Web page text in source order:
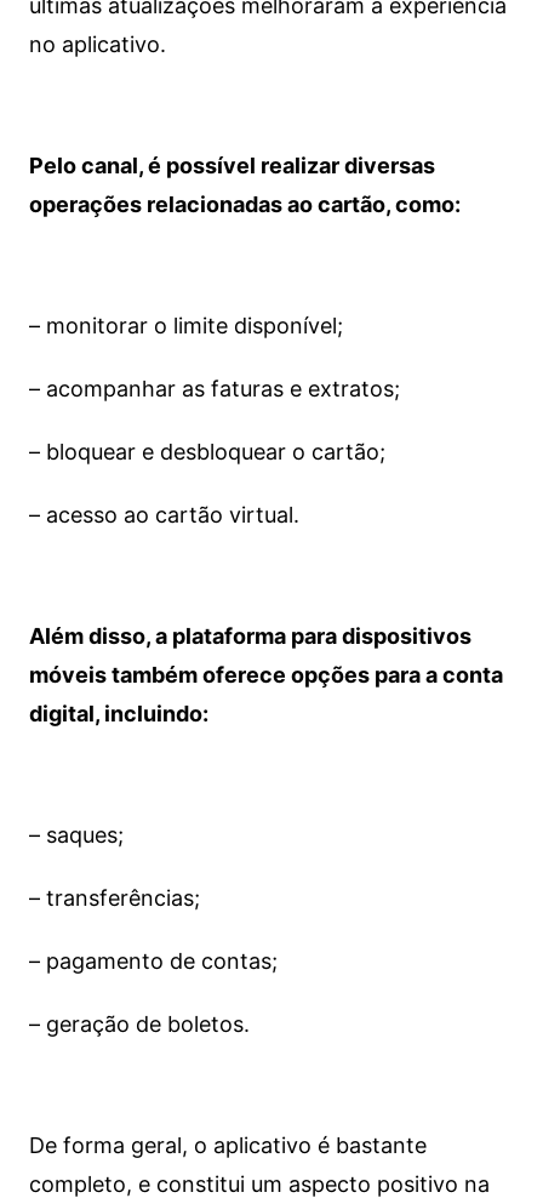
últimas atualizações melhoraram a experiência
no aplicativo.
Pelo canal, é possível realizar diversas
operações relacionadas ao cartão, como:
– monitorar o limite disponível;
– acompanhar as faturas e extratos;
– bloquear e desbloquear o cartão;
– acesso ao cartão virtual.
Além disso, a plataforma para dispositivos
móveis também oferece opções para a conta
digital, incluindo:
– saques;
– transferências;
– pagamento de contas;
– geração de boletos.
De forma geral, o aplicativo é bastante
completo, e constitui um aspecto positivo na